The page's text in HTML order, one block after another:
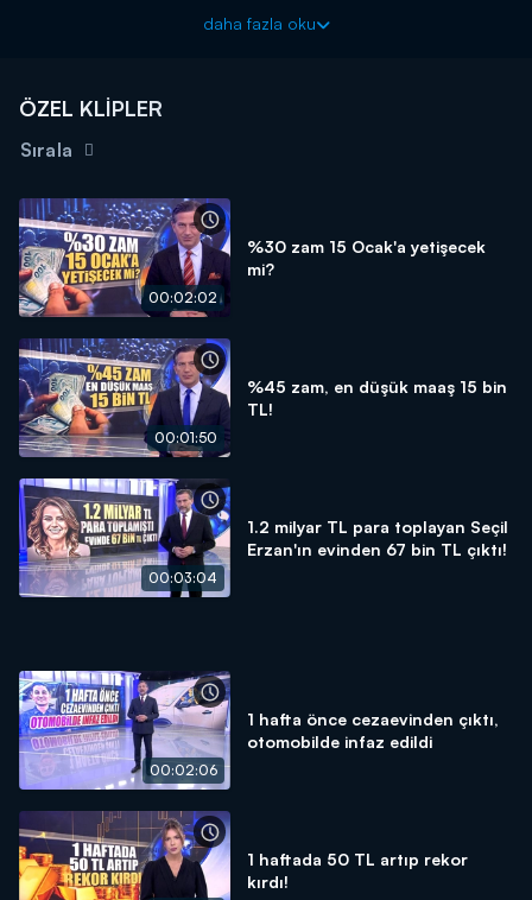
oranları kesinleşmiş oldu. Detaylar Kanal D Ana Haber'de!
daha fazla oku
ÖZEL KLİPLER
Sırala
00:02:02
%30 zam 15 Ocak'a yetişecek
mi?
00:01:50
%45 zam, en düşük maaş 15 bin
TL!
00:03:04
1.2 milyar TL para toplayan Seçil
Erzan'ın evinden 67 bin TL çıktı!
00:02:06
1 hafta önce cezaevinden çıktı,
otomobilde infaz edildi
1 haftada 50 TL artıp rekor
kırdı!